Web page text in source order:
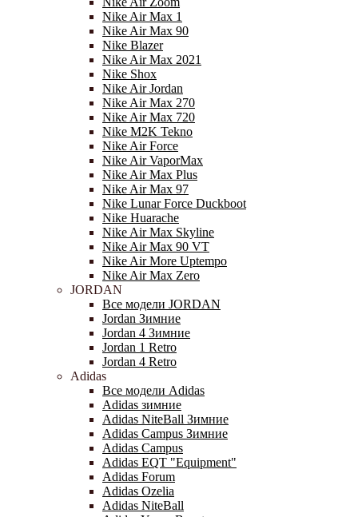
Nike Air Max 1
Nike Air Max 90
Nike Blazer
Nike Air Max 2021
Nike Shox
Nike Air Jordan
Nike Air Max 270
Nike Air Max 720
Nike M2K Tekno
Nike Air Force
Nike Air VaporMax
Nike Air Max Plus
Nike Air Max 97
Nike Lunar Force Duckboot
Nike Huarache
Nike Air Max Skyline
Nike Air Max 90 VT
Nike Air More Uptempo
Nike Air Max Zero
JORDAN
Все модели JORDAN
Jordan Зимние
Jordan 4 Зимние
Jordan 1 Retro
Jordan 4 Retro
Adidas
Все модели Adidas
Adidas зимние
Adidas NiteBall Зимние
Adidas Campus Зимние
Adidas Campus
Adidas EQT "Equipment"
Adidas Forum
Adidas Ozelia
Adidas NiteBall